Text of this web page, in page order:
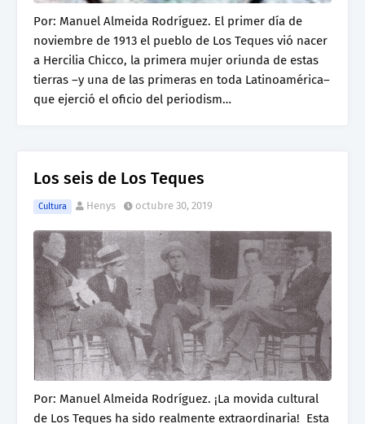
Por: Manuel Almeida Rodríguez. El primer día de
noviembre de 1913 el pueblo de Los Teques vió nacer
a Hercilia Chicco, la primera mujer oriunda de estas
tierras –y una de las primeras en toda Latinoamérica–
que ejerció el oficio del periodism…
Los seis de Los Teques
Cultura Henys octubre 30, 2019
Por: Manuel Almeida Rodríguez. ¡La movida cultural
de Los Teques ha sido realmente extraordinaria! Esta